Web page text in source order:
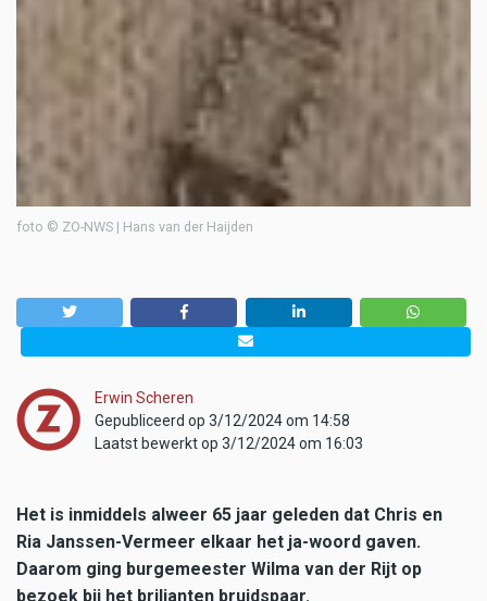
foto © ZO-NWS | Hans van der Haijden
Erwin Scheren
Gepubliceerd op 3/12/2024 om 14:58
Laatst bewerkt op 3/12/2024 om 16:03
Het is inmiddels alweer 65 jaar geleden dat Chris en
Ria Janssen-Vermeer elkaar het ja-woord gaven.
Daarom ging burgemeester Wilma van der Rijt op
bezoek bij het briljanten bruidspaar.